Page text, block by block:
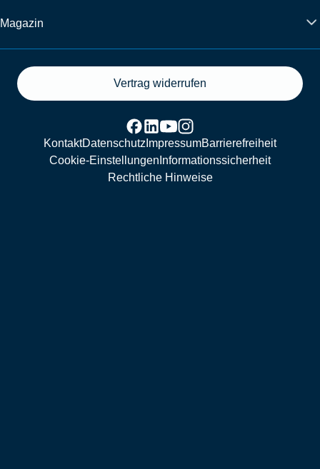
Magazin
Vertrag widerrufen
KontaktDatenschutz ImpressumBarrierefreiheit
Cookie-Einstellungen Informationssicherheit
Rechtliche Hinweise